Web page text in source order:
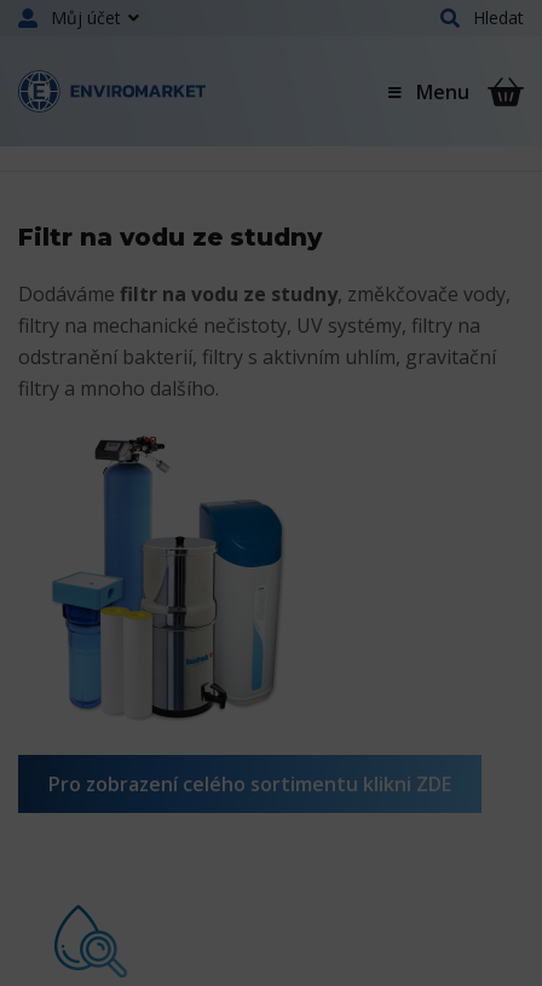
Hledat
Můj účet
Menu
Filtr na vodu ze studny
Dodáváme filtr na vodu ze studny, změkčovače vody,
filtry na mechanické nečistoty, UV systémy, filtry na
odstranění bakterií, filtry s aktivním uhlím, gravitační
filtry a mnoho dalšího.
Pro zobrazení celého sortimentu klikni ZDE